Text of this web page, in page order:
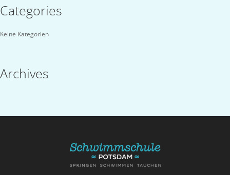
Categories
Keine Kategorien
Archives